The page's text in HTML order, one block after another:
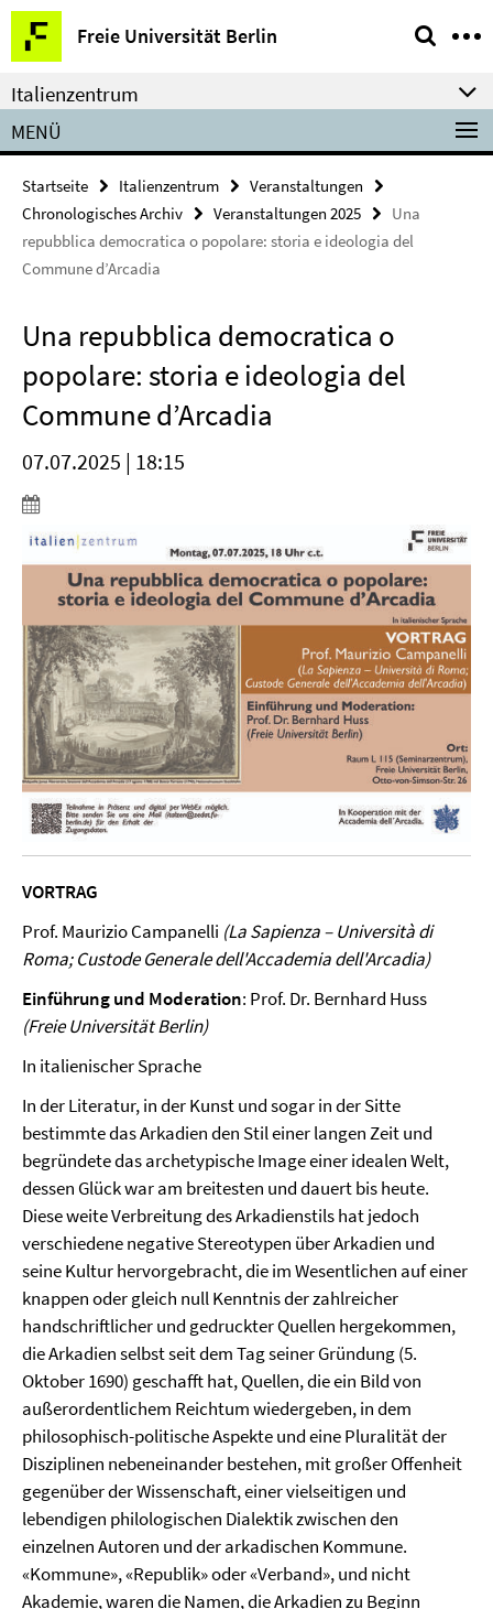
Springe
direkt
zu
Inhalt
Freie Universität Berlin
Service-
Navigation
Italienzentrum
MENÜ
Startseite Italienzentrum
Veranstaltungen
Chronologisches Archiv
Veranstaltungen 2025
Una
repubblica democratica o popolare: storia e ideologia del
Commune d’Arcadia
Una repubblica democratica o
popolare: storia e ideologia del
Commune d’Arcadia
07.07.2025 | 18:15
VORTRAG
Prof. Maurizio Campanelli (La Sapienza – Università di
Roma; Custode Generaledell'Accademia dell'Arcadia)
Einführung und Moderation: Prof. Dr. Bernhard Huss
(Freie Universität Berlin)
In italienischer Sprache
In der Literatur, in der Kunst und sogar in der Sitte
bestimmte das Arkadien den Stil einer langen Zeit und
begründete das archetypische Image einer idealen Welt,
dessen Glück war am breitesten und dauert bis heute.
Diese weite Verbreitung des Arkadienstils hat jedoch
verschiedene negative Stereotypen über Arkadien und
seine Kultur hervorgebracht, die im Wesentlichen auf einer
knappen oder gleich null Kenntnis der zahlreicher
handschriftlicher und gedruckter Quellen hergekommen,
die Arkadien selbst seit dem Tag seiner Gründung (5.
Oktober 1690) geschafft hat, Quellen, die ein Bild von
außerordentlichem Reichtum wiedergeben, in dem
philosophisch-politische Aspekte und eine Pluralität der
Disziplinen nebeneinander bestehen, mit großer Offenheit
gegenüber der Wissenschaft, einer vielseitigen und
lebendigen philologischen Dialektik zwischen den
einzelnen Autoren und der arkadischen Kommune.
«Kommune», «Republik» oder «Verband», und nicht
Akademie, waren die Namen, die Arkadien zu Beginn